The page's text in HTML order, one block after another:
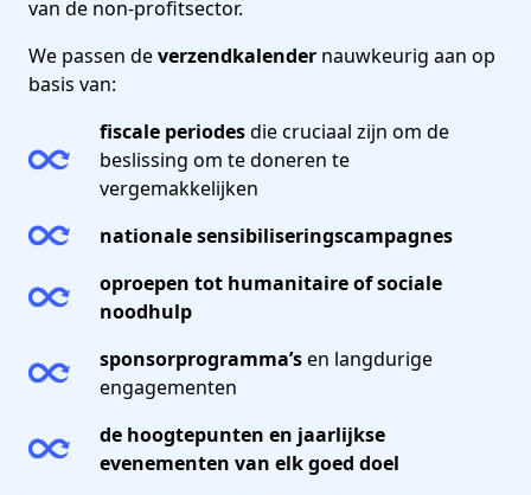
van de non-profitsector.
We passen deverzendkalender nauwkeurig aan op
basis van:
fiscale periodesdie cruciaal zijn om de
beslissing om te doneren te
vergemakkelijken
nationale sensibiliseringscampagnes
oproepen tot humanitaire of sociale
noodhulp
sponsorprogramma’sen langdurige
engagementen
de hoogtepunten en jaarlijkse
evenementen van elk goed doel